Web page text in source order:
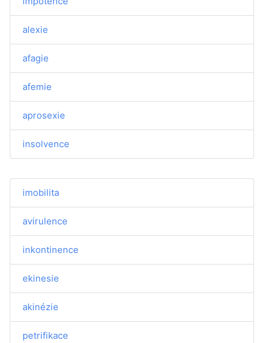
alexie
afagie
afemie
aprosexie
insolvence
imobilita
avirulence
inkontinence
ekinesie
akinézie
petrifikace